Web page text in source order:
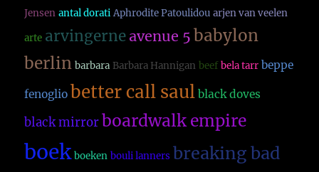
Jensen antal dorati Aphrodite Patoulidou arjen van veelen
arte arvingerne avenue 5 babylon
berlin barbara Barbara Hannigan beef bela tarr beppe
fenoglio better call saul black doves
black mirror boardwalk empire
boek boeken bouli lanners breaking bad